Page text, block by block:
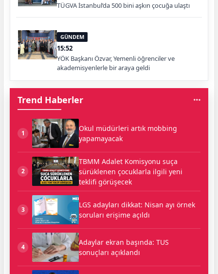
TÜGVA İstanbul’da 500 bini aşkın çocuğa ulaştı
GÜNDEM
15:52
YÖK Başkanı Özvar, Yemenli öğrenciler ve
akademisyenlerle bir araya geldi
Trend Haberler
1
Okul müdürleri artık mobbing
yapamayacak
2
TBMM Adalet Komisyonu suça
sürüklenen çocuklarla ilgili yeni
teklifi görüşecek
3
LGS adayları dikkat: Nisan ayı örnek
soruları erişime açıldı
4
Adaylar ekran başında: TUS
sonuçları açıklandı